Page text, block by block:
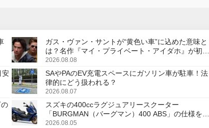
ガス・ヴァン・サントが“黄色い車”に込めた意味と
は？名作『マイ・プライベート・アイダホ』が初の
デジタルリマスター版で復活
2026.08.08
安
SAやPAのEV充電スペースにガソリン車が駐車！法
律的にどう扱われる？
2026.08.07
スズキの400ccラグジュアリースクーター
「BURGMAN（バーグマン）400 ABS」の仕様を変
更し、8月18日に発売
2026.08.05